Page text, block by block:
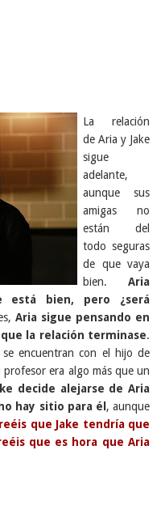
La relación
de Aria y Jake
sigue
adelante,
aunque sus
amigas no
están del
todo seguras
de que vaya
bien. Aria
está bien, pero ¿será
Aria sigue pensando en
la relación terminase.
encuentran con el hijo de
profesor era algo más que un
decide alejarse de Aria
hay sitio para él , aunque
que Jake tendría que
que es hora que Aria